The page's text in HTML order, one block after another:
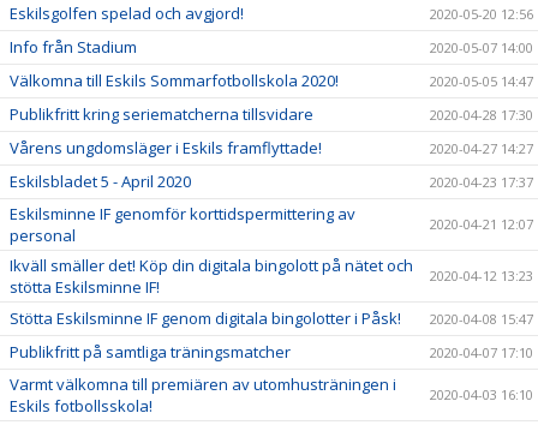
Eskilsgolfen spelad och avgjord! 2020-05-20 12:56
Info från Stadium 2020-05-07 14:00
Välkomna till Eskils Sommarfotbollskola 2020! 2020-05-05 14:47
Publikfritt kring seriematcherna tillsvidare 2020-04-28 17:30
Vårens ungdomsläger i Eskils framflyttade! 2020-04-27 14:27
Eskilsbladet 5 - April 2020 2020-04-23 17:37
Eskilsminne IF genomför korttidspermittering av
personal
2020-04-21 12:07
Ikväll smäller det! Köp din digitala bingolott på nätet och
stötta Eskilsminne IF!
2020-04-12 13:23
Stötta Eskilsminne IF genom digitala bingolotter i Påsk! 2020-04-08 15:47
Publikfritt på samtliga träningsmatcher 2020-04-07 17:10
Varmt välkomna till premiären av utomhusträningen i
Eskils fotbollsskola!
2020-04-03 16:10